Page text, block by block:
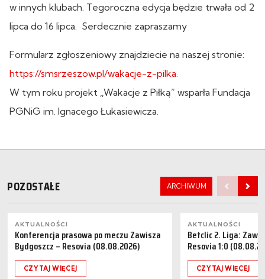
w innych klubach. Tegoroczna edycja będzie trwała od 2
lipca do 16 lipca. Serdecznie zapraszamy
Formularz zgłoszeniowy znajdziecie na naszej stronie:
https://smsrzeszow.pl/wakacje-z-pilka
W tym roku projekt „Wakacje z Piłką” wsparła Fundacja
PGNiG im. Ignacego Łukasiewicza.
POZOSTAŁE ARCHIWUM
AKTUALNOŚCI
Konferencja prasowa po meczu Zawisza
Bydgoszcz – Resovia (08.08.2026)
CZYTAJ WIĘCEJ
AKTUALNOŚCI
Betclic 2. Liga:
Resovia 1:0
CZYTAJ WIĘCEJ